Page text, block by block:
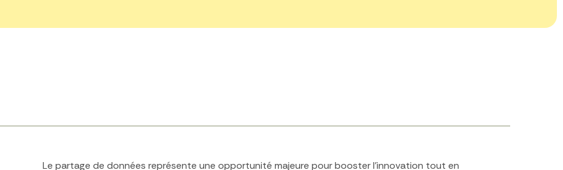
Le partage de données représente une opportunité majeure pour booster l’innovation tout en